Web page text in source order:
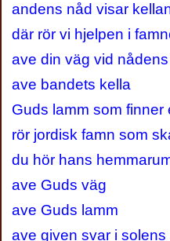
andens nåd visar
där rör vi hjelpen i
ave din väg vid
ave bandets kella
Guds lamm som finner
rör jordisk famn som
du hör hans
ave Guds väg
ave Guds lamm
ave given svar i